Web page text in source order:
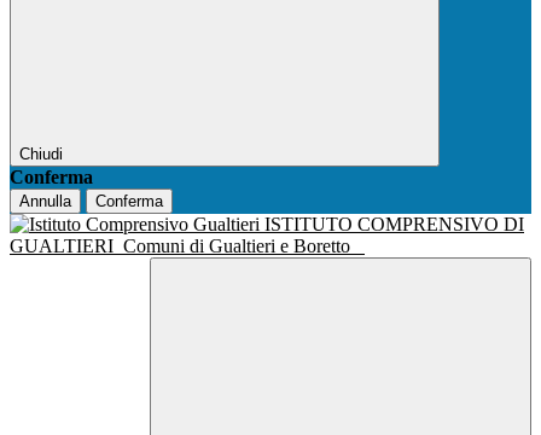
Chiudi
Conferma
Annulla Conferma
ISTITUTO COMPRENSIVO DI
GUALTIERI Comuni di Gualtieri e Boretto